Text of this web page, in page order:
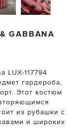
GABBANA
LUX-117794
гардероба,
Этот костюм
из рубашки с
и широких